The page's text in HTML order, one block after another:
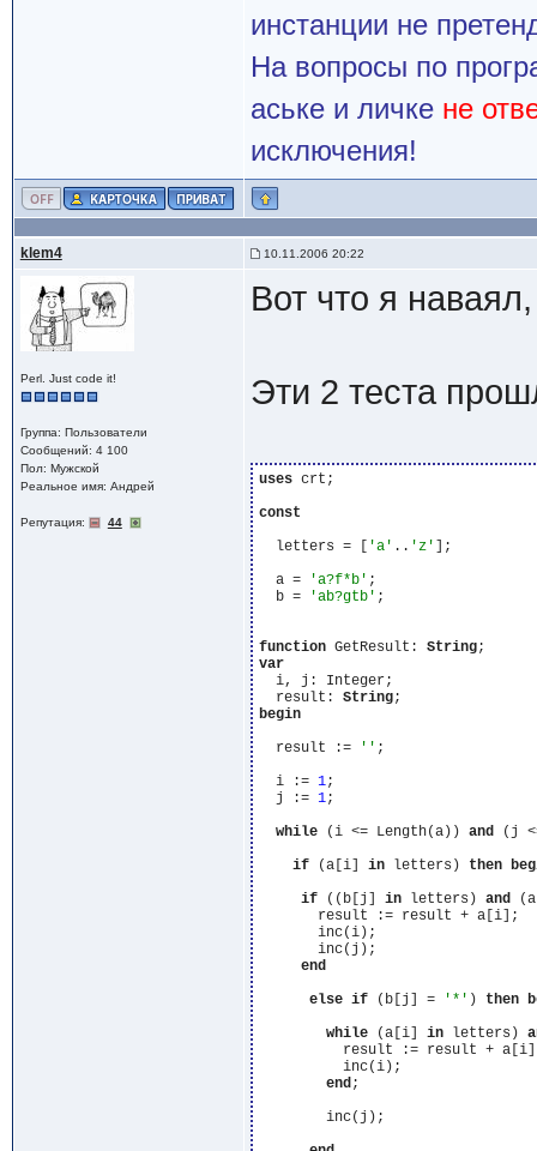
инстанции не
На вопросы по
аське и личке не
исключения!
klem4 10.11.2006 20:22
Perl. Just code it!
Группа: Пользователи
Сообщений: 4 100
Пол: Мужской
Реальное имя: Андрей
Репутация: 44
Вот что я
Эти 2 теста
uses crt;
const
  letters = [
'a' .. 'z'
];
  a =
'a?f*b' ;
  b =
'ab?gtb' ;
function GetResult: String
var
  i, j: Integer;
  result:
String
begin
  result :=
'' ;
  i :=
1;
  j :=
1;
while (i <= Length(a)) and (j
if (a[i] in letters) then
if ((b[j] in letters) and
       result := result + a[i];
       inc(i);
       inc(j);
end
else if (b[j] = '*' ) then
while (a[i] in letters)
result := result +
          inc(i);
end;
        inc(j);